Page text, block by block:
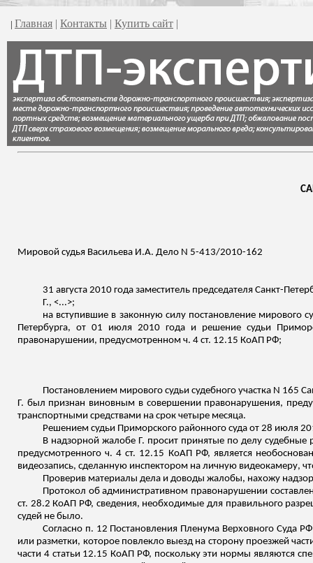
| Главная | Контакты | Купить сайт |
Мировой судья Васильева И.А. Дело N 5-413/2010-162
31 августа 2010 года заместитель председателя Санкт-
Г., <...>;
на вступившие в законную силу постановление мирового
Петербурга, от 01 июля 2010 года и решение судьи
правонарушении, предусмотренном ч. 4 ст. 12.15 КоАП РФ;
Постановлением мирового судьи судебного участка N 165
Г. был признан виновным в совершении правонарушения,
транспортными средствами на срок четыре месяца.
Решением судьи Приморского районного суда от 28 июля
В надзорной жалобе Г. просит принятые по делу
предусмотренного ч. 4 ст. 12.15 КоАП РФ, является
видеозапись, сделанную инспектором на личную видеокамеру,
Проверив материалы дела и доводы жалобы, нахожу
Протокол об административном правонарушении
ст. 28.2 КоАП РФ, сведения, необходимые для правильного
судей не было.
Согласно п. 12 Постановления Пленума Верховного Суда
или разметки, которое повлекло выезд на сторону проезжей
части 4 статьи 12.15 КоАП РФ, поскольку эти нормы являются